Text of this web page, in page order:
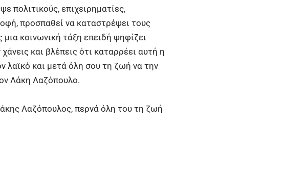
πολιτικούς, επιχειρηματίες,
προσπαθεί να καταστρέψει τους
κοινωνική τάξη επειδή ψηφίζει
και βλέπεις ότι καταρρέει αυτή η
λαϊκό και μετά όλη σου τη ζωή να την
Λάκη Λαζόπουλο.
Λαζόπουλος, περνά όλη του τη ζωή